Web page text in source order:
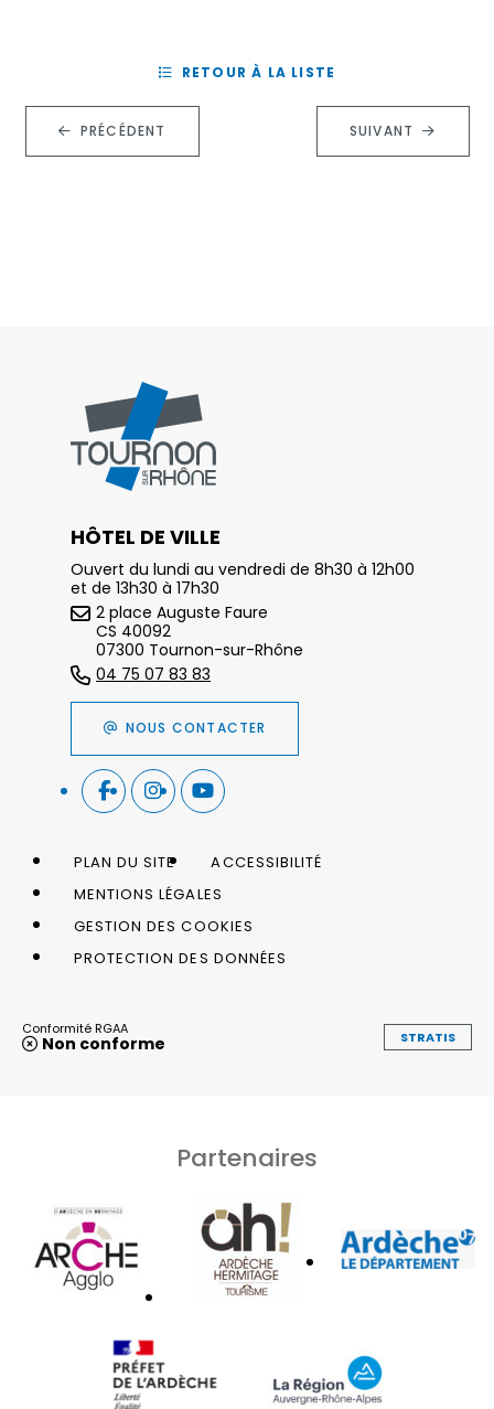
PRÉCÉDENT
RETOUR À LA LISTE
SUIVANT
HÔTEL DE VILLE
Ouvert du lundi au vendredi de 8h30 à 12h00
et de 13h30 à 17h30
2 place Auguste Faure
CS 40092
07300 Tournon-sur-Rhône
04 75 07 83 83
NOUS CONTACTER
PLAN DU SITE
ACCESSIBILITÉ
MENTIONS LÉGALES
GESTION DES COOKIES
PROTECTION DES DONNÉES
Conformité RGAA
Non conforme STRATIS
Partenaires